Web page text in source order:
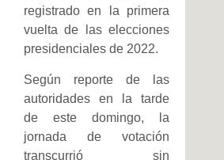
registrado en la primera
vuelta de las elecciones
presidenciales de 2022.
Según reporte de las
autoridades en la tarde
de este domingo, la
jornada de votación
transcurrió sin